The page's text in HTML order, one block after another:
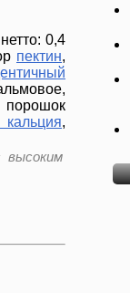
0,4
пектин,
порошок
,
высоким